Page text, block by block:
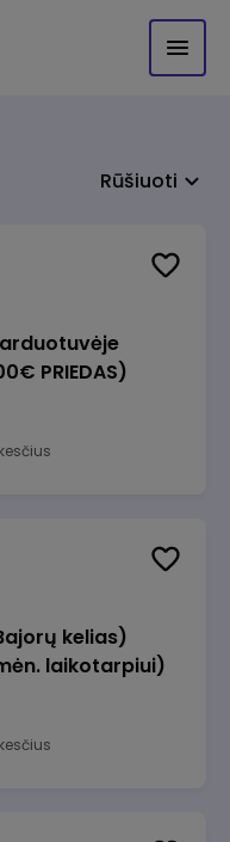
Rūšiuoti
PRIEDAS)
kelias)
laikotarpiui)